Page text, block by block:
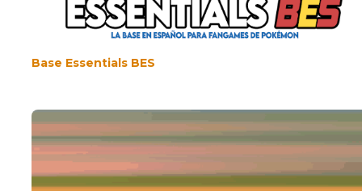
Base Essentials BES